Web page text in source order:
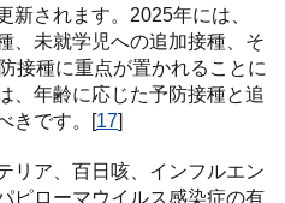
新されます。2025年には、
、未就学児への追加接種、そ
接種に重点が置かれることに
、年齢に応じた予防接種と追
きです。[17]
リア、百日咳、インフルエン
ピローマウイルス感染症の有